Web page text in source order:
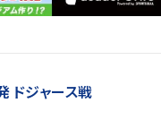
ドジャース戦